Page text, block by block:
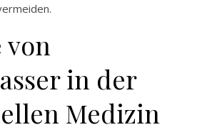
von
in der
Medizin